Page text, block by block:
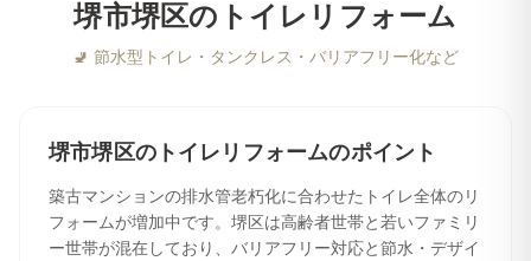
堺市堺区の トイレリフォーム
🚽 節水型トイレ・タンクレス・バリアフリー化など
堺市堺区のトイレリフォームのポイント
築古マンションの排水管老朽化に合わせたトイレ全体のリ
フォームが増加中です。堺区は高齢者世帯と若いファミリ
ー世帯が混在しており、バリアフリー対応と節水・デザイ